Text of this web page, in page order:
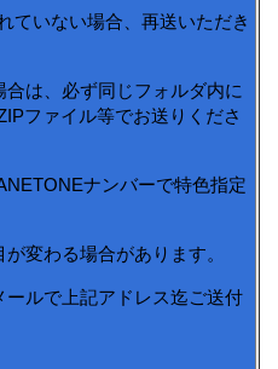
いない場合、再送いただき
は、必ず同じフォルダ内に
ファイル等でお送りくださ
ナンバーで特色指定
変わる場合があります。
ルで上記アドレス迄ご送付